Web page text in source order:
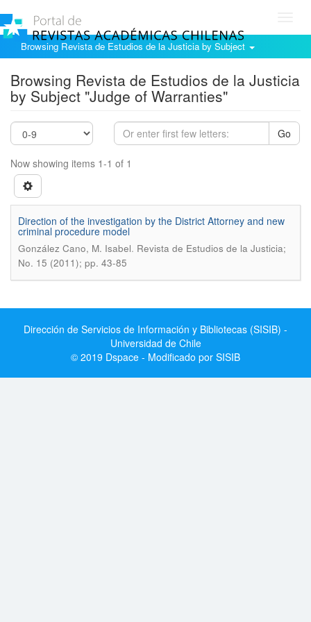
Browsing Revista de Estudios de la Justicia by Subject
Browsing Revista de Estudios de la Justicia
by Subject "Judge of Warranties"
Go
Now showing items 1-1 of 1
Direction of the investigation by the District Attorney and new
criminal procedure model
González Cano, M. Isabel. Revista de Estudios de la Justicia;
No. 15 (2011); pp. 43-85
Dirección de Servicios de Información y Bibliotecas (SISIB) -
Universidad de Chile
© 2019 Dspace - Modificado por SISIB